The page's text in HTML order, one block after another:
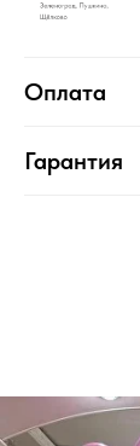
Оплата
Гарантия